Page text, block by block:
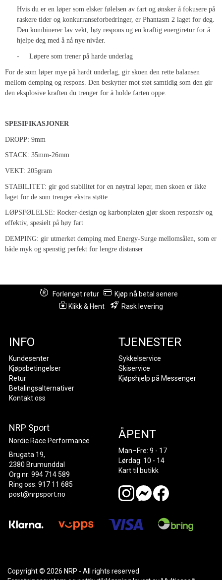
Hvis du er en løper som elsker følelsen av fart og ønsker å fokusere på
raskere tider og konkurranseforbedringer, er Phantasm 2 laget for deg.
Den kombinerer lav vekt, høy respons og en kraftig energiretur for å
hjelpe deg med å nå nye nivåer.
- Løpere som trener på harde underlag
For de som løper mye på hardt underlag, gir skoen den rette balansen
mellom demping og respons. Den beskytter mot støt samtidig som den gir
den eksplosive kraften du trenger for å holde farten oppe.
SPESIFIKASJONER
DROPP: 9mm
STACK: 35mm-26mm
VEKT: 205gram
STABILITET: gir god stabilitet for en nøytral løper, men skoen er ikke
laget for de som trenger ekstra støtte
LØPSFØLELSE: Rocker-design og karbonplaten gjør skoen responsiv og
effektiv, spesielt på høy fart
DEMPING: gir utmerket demping med Energy-Surge mellomsålen, som er
både myk og spenstig perfekt for lengre distanser
Forlenget retur
Kjøp nå betal senere
Klikk & Hent
Rask levering
INFO
Kundesenter
Kjøpsbetingelser
Retur
Betalingsalternativer
Kontakt oss
TJENESTER
Sykkelservice
Skiservice
Kjøpshjelp på Messenger
NRP Sport
Nordic Race Performance
Brugata 19,
2380 Brumunddal
Org nr: 994 714 589
Ring oss: 917 11 685
post@nrpsport.no
ÅPENT
Man–Fre: 9 - 17
Lørdag: 10 - 14
Kart til butikk
Copyright © 2026 NRP - All rights reserved